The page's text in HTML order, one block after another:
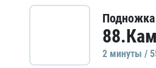
Подножка
2 минуты /